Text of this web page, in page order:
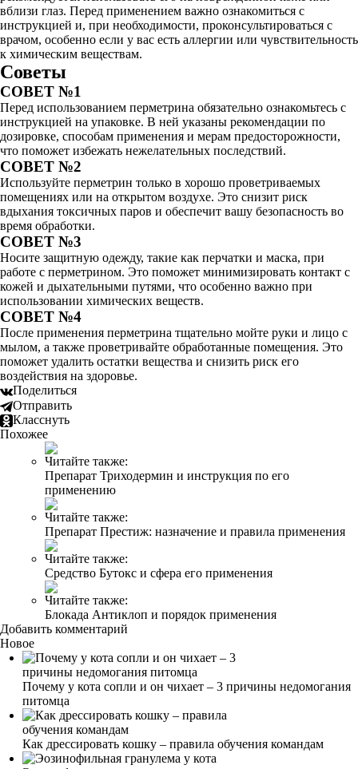
вблизи глаз. Перед применением важно ознакомиться с
инструкцией и, при необходимости, проконсультироваться с
врачом, особенно если у вас есть аллергии или чувствительность
к химическим веществам.
Советы
СОВЕТ №1
Перед использованием перметрина обязательно ознакомьтесь с
инструкцией на упаковке. В ней указаны рекомендации по
дозировке, способам применения и мерам предосторожности,
что поможет избежать нежелательных последствий.
СОВЕТ №2
Используйте перметрин только в хорошо проветриваемых
помещениях или на открытом воздухе. Это снизит риск
вдыхания токсичных паров и обеспечит вашу безопасность во
время обработки.
СОВЕТ №3
Носите защитную одежду, такие как перчатки и маска, при
работе с перметрином. Это поможет минимизировать контакт с
кожей и дыхательными путями, что особенно важно при
использовании химических веществ.
СОВЕТ №4
После применения перметрина тщательно мойте руки и лицо с
мылом, а также проветривайте обработанные помещения. Это
поможет удалить остатки вещества и снизить риск его
воздействия на здоровье.
Поделиться
Отправить
Класснуть
Похожее
Читайте также:
Препарат Триходермин и инструкция по его
применению
Читайте также:
Препарат Престиж: назначение и правила применения
Читайте также:
Средство Бутокс и сфера его применения
Читайте также:
Блокада Антиклоп и порядок применения
Добавить комментарий
Новое
Почему у кота сопли и он чихает – 3 причины недомогания
питомца
Как дрессировать кошку – правила обучения командам